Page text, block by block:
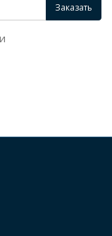
Заказать